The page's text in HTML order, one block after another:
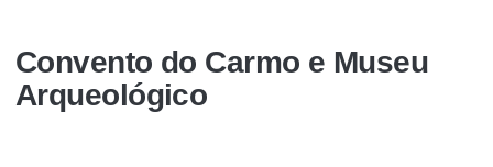
Convento do Carmo e Museu
Arqueológico